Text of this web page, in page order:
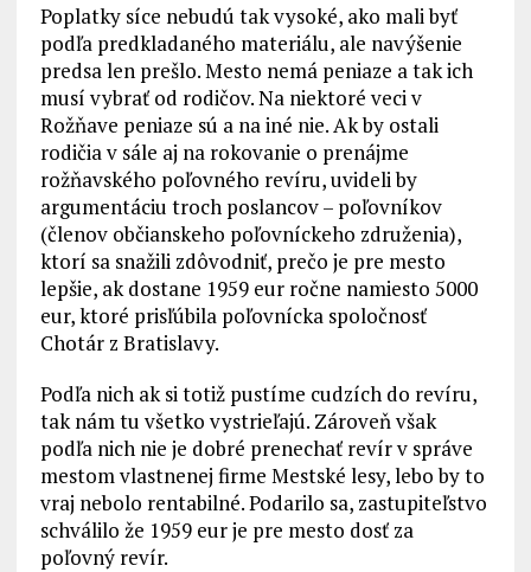
Poplatky síce nebudú tak vysoké, ako mali byť
podľa predkladaného materiálu, ale navýšenie
predsa len prešlo. Mesto nemá peniaze a tak ich
musí vybrať od rodičov. Na niektoré veci v
Rožňave peniaze sú a na iné nie. Ak by ostali
rodičia v sále aj na rokovanie o prenájme
rožňavského poľovného revíru, uvideli by
argumentáciu troch poslancov – poľovníkov
(členov občianskeho poľovníckeho združenia),
ktorí sa snažili zdôvodniť, prečo je pre mesto
lepšie, ak dostane 1959 eur ročne namiesto 5000
eur, ktoré prisľúbila poľovnícka spoločnosť
Chotár z Bratislavy.
Podľa nich ak si totiž pustíme cudzích do revíru,
tak nám tu všetko vystrieľajú. Zároveň však
podľa nich nie je dobré prenechať revír v správe
mestom vlastnenej firme Mestské lesy, lebo by to
vraj nebolo rentabilné. Podarilo sa, zastupiteľstvo
schválilo že 1959 eur je pre mesto dosť za
poľovný revír.